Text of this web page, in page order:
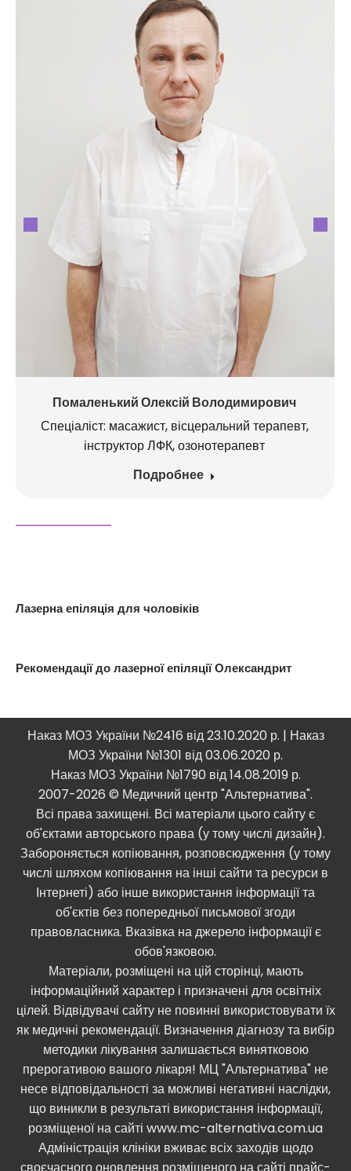
Помаленький Олексій Володимирович
Спеціаліст: масажист, вісцеральний терапевт,
інструктор ЛФК, озонотерапевт
Подробнее
Лазерна епіляція для чоловіків
Рекомендації до лазерної епіляції Олександрит
Наказ МОЗ України №2416 від 23.10.2020 р. | Наказ
МОЗ України №1301 від 03.06.2020 р.
Наказ МОЗ України №1790 від 14.08.2019 р.
2007-2026 © Медичний центр "Альтернатива".
Всі права захищені. Всі матеріали цього сайту є
об'єктами авторського права (у тому числі дизайн).
Забороняється копіювання, розповсюдження (у тому
числі шляхом копіювання на інші сайти та ресурси в
Інтернеті) або інше використання інформації та
об'єктів без попередньої письмової згоди
правовласника. Вказівка ​​на джерело інформації є
обов'язковою.
Матеріали, розміщені на цій сторінці, мають
інформаційний характер і призначені для освітніх
цілей. Відвідувачі сайту не повинні використовувати їх
як медичні рекомендації. Визначення діагнозу та вибір
методики лікування залишається винятковою
прерогативою вашого лікаря! МЦ "Альтернатива" не
несе відповідальності за можливі негативні наслідки,
що виникли в результаті використання інформації,
розміщеної на сайті www.mc-alternativa.com.ua
Адміністрація клініки вживає всіх заходів щодо